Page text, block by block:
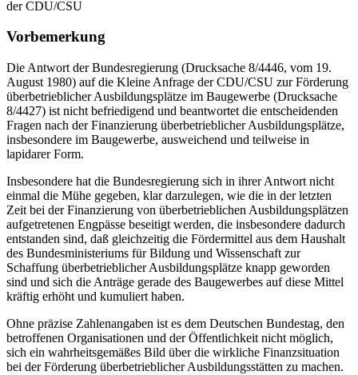
der CDU/CSU
Vorbemerkung
Die Antwort der Bundesregierung (Drucksache 8/4446, vom 19.
August 1980) auf die Kleine Anfrage der CDU/CSU zur Förderung
überbetrieblicher Ausbildungsplätze im Baugewerbe (Drucksache
8/4427) ist nicht befriedigend und beantwortet die entscheidenden
Fragen nach der Finanzierung überbetrieblicher Ausbildungsplätze,
insbesondere im Baugewerbe, ausweichend und teilweise in
lapidarer Form.
Insbesondere hat die Bundesregierung sich in ihrer Antwort nicht
einmal die Mühe gegeben, klar darzulegen, wie die in der letzten
Zeit bei der Finanzierung von überbetrieblichen Ausbildungsplätzen
aufgetretenen Engpässe beseitigt werden, die insbesondere dadurch
entstanden sind, daß gleichzeitig die Fördermittel aus dem Haushalt
des Bundesministeriums für Bildung und Wissenschaft zur
Schaffung überbetrieblicher Ausbildungsplätze knapp geworden
sind und sich die Anträge gerade des Baugewerbes auf diese Mittel
kräftig erhöht und kumuliert haben.
Ohne präzise Zahlenangaben ist es dem Deutschen Bundestag, den
betroffenen Organisationen und der Öffentlichkeit nicht möglich,
sich ein wahrheitsgemäßes Bild über die wirkliche Finanzsituation
bei der Förderung überbetrieblicher Ausbildungsstätten zu machen.